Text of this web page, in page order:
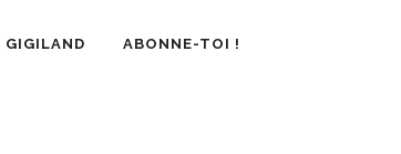
GIGILAND ABONNE-TOI !